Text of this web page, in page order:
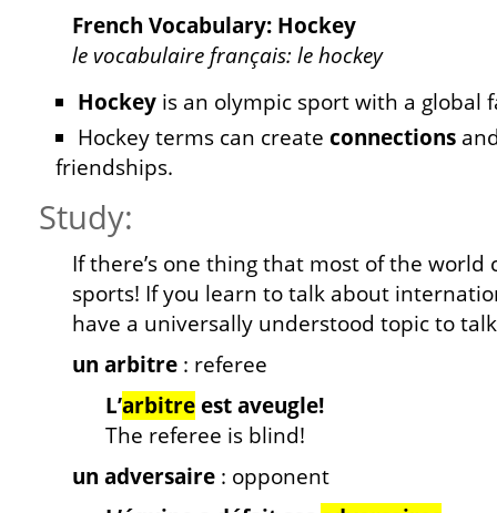
French Vocabulary: Hockey
le vocabulaire français: le hockey
Hockey is an olympic sport with a global
Hockey terms can create connections
friendships.
Study:
If there’s one thing that most of the world
sports! If you learn to talk about
have a universally understood topic to
un arbitre : referee
L’arbitreest aveugle!
The referee is blind!
un adversaire : opponent